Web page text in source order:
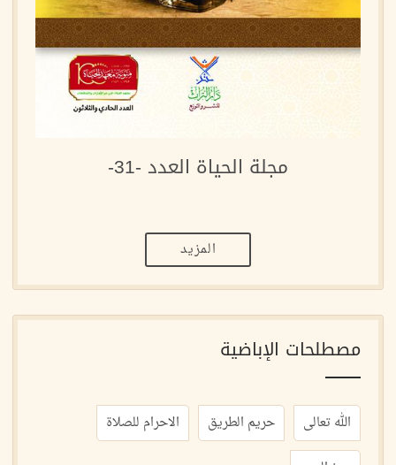
مجلة الحياة العدد -31-
المزيد
مصطلحات الإباضية
الله تعالى حريم الطريق
الاحرام للصلاة